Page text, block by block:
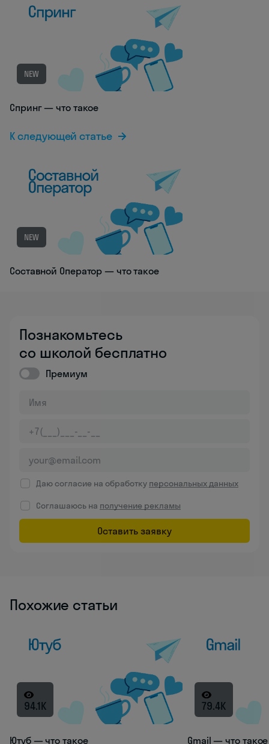
NEW
Спринг — что такое
К следующей статье
NEW
Составной Оператор — что такое
Познакомьтесь
со школой бесплатно
Премиум
Даю согласие на обработку персональных данных
Соглашаюсь на получение рекламы
Оставить заявку
Похожие статьи
94.1K
Ютуб — что такое
79.4K
Gmail — что такое